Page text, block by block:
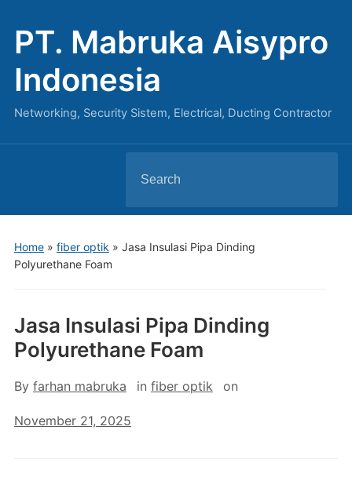
PT. Mabruka Aisypro
Indonesia
Networking, Security Sistem, Electrical, Ducting Contractor
for:
Home» fiber optik » Jasa Insulasi Pipa Dinding
Polyurethane Foam
Jasa Insulasi Pipa Dinding
Polyurethane Foam
By farhan mabruka in fiber optik on
November 21, 2025